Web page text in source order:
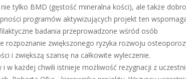
tylko BMD (gęstość mineralna kości), ale także
programów aktywizujących projekt ten
badania przeprowadzone wśród osób
rozpoznanie zwiększonego ryzyka rozwoju
i zwiększą szansę na całkowite wyleczenie.
w każdej chwili istnieje możliwość rezygnacji z